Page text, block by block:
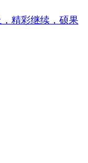
精彩继续，硕果